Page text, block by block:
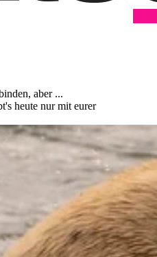
aber ...
heute nur mit eurer